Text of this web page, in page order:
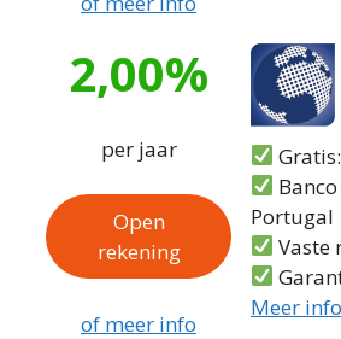
2,00%
per jaar
Open
rekening
of meer info
Portugal
Vaste
Meer info